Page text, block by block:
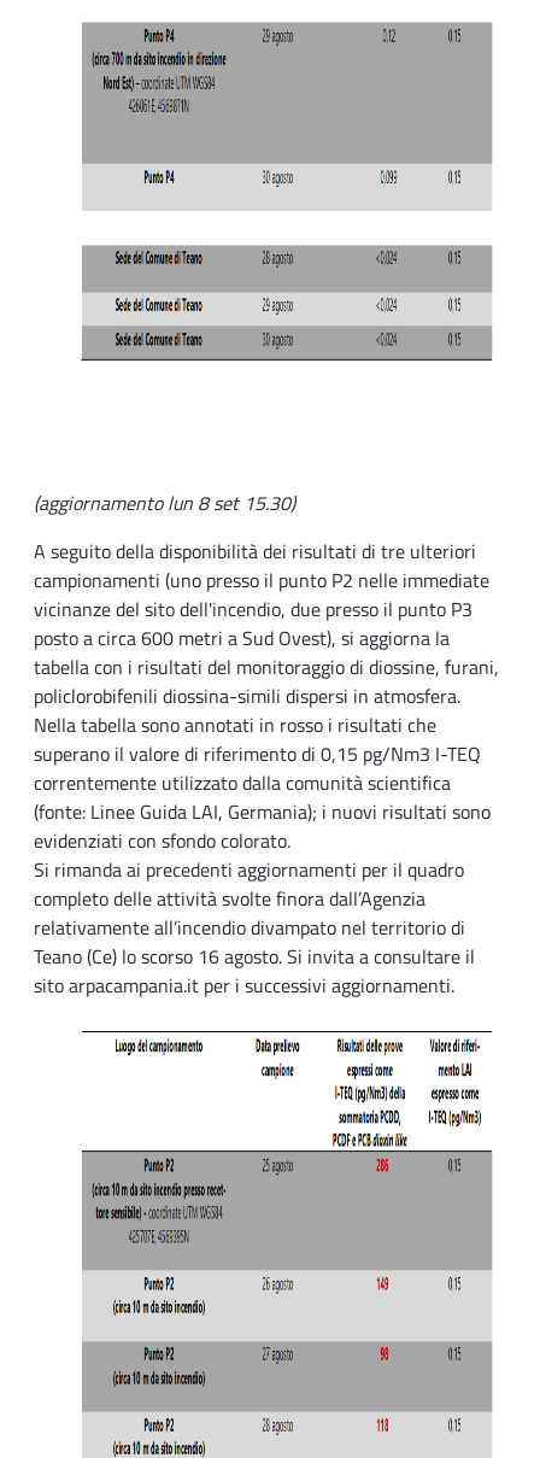
(aggiornamento lun 8 set 15.30)
A seguito della disponibilità dei risultati di tre ulteriori
campionamenti (uno presso il punto P2 nelle immediate
vicinanze del sito dell'incendio, due presso il punto P3
posto a circa 600 metri a Sud Ovest), si aggiorna la
tabella con i risultati del monitoraggio di diossine, furani,
policlorobifenili diossina-simili dispersi in atmosfera.
Nella tabella sono annotati in rosso i risultati che
superano il valore di riferimento di 0,15 pg/Nm3 I-TEQ
correntemente utilizzato dalla comunità scientifica
(fonte: Linee Guida LAI, Germania); i nuovi risultati sono
evidenziati con sfondo colorato.
Si rimanda ai precedenti aggiornamenti per il quadro
completo delle attività svolte finora dall’Agenzia
relativamente all’incendio divampato nel territorio di
Teano (Ce) lo scorso 16 agosto. Si invita a consultare il
sito arpacampania.it per i successivi aggiornamenti.